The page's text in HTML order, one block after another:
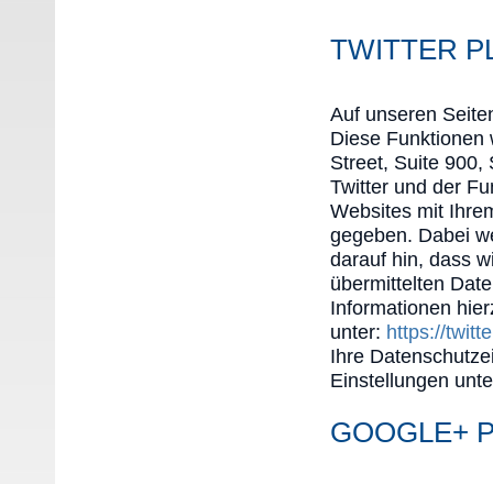
TWITTER
Auf unseren
Diese Funktionen
Street, Suite 900,
Twitter und der
Websites mit
gegeben. Dabei
darauf hin, dass
übermittelten
Informationen
unter: https://
Ihre
Einstellungen
GOOGLE+